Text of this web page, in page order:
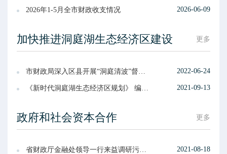
2026年1-5月全市财政收支情况 2026-06-09
加快推进洞庭湖生态经济区建设 更多
市财政局深入区县开展“洞庭清波”督导调研 2022-06-24
《新时代洞庭湖生态经济区规划》 编制工作座谈会在益召开 2021-09-13
政府和社会资本合作 更多
省财政厅金融处领导一行来益调研污水处理和垃圾焚烧发电PPP项目实施情况 2021-08-18